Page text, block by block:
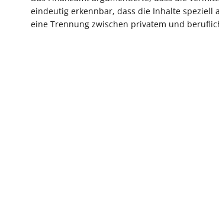
eindeutig erkennbar, dass die Inhalte speziell
eine Trennung zwischen privatem und